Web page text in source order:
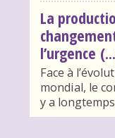
La
l’urgence
Face à
mondial, le
y a